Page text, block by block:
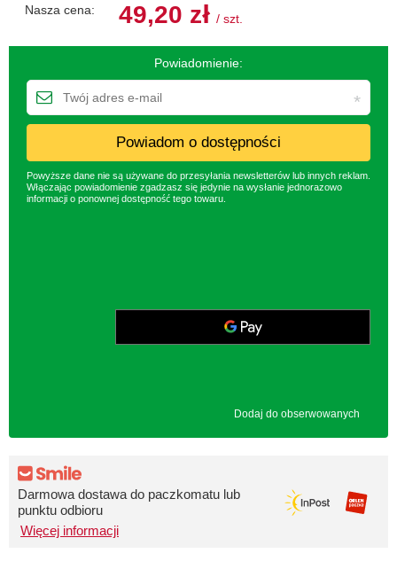
Nasza cena: 49,20 zł / szt.
Powiadomienie:
Powiadom o dostępności
Powyższe dane nie są używane do przesyłania newsletterów lub innych reklam.
Włączając powiadomienie zgadzasz się jedynie na wysłanie jednorazowo
informacji o ponownej dostępność tego towaru.
Dodaj do obserwowanych
Darmowa dostawa do paczkomatu lub
punktu odbioru
Więcej informacji